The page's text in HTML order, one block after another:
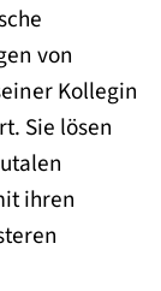
von
Kollegin
Sie lösen
ihren